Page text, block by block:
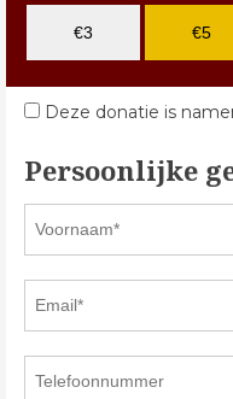
€3 €5
Deze donatie is
Persoonlijke